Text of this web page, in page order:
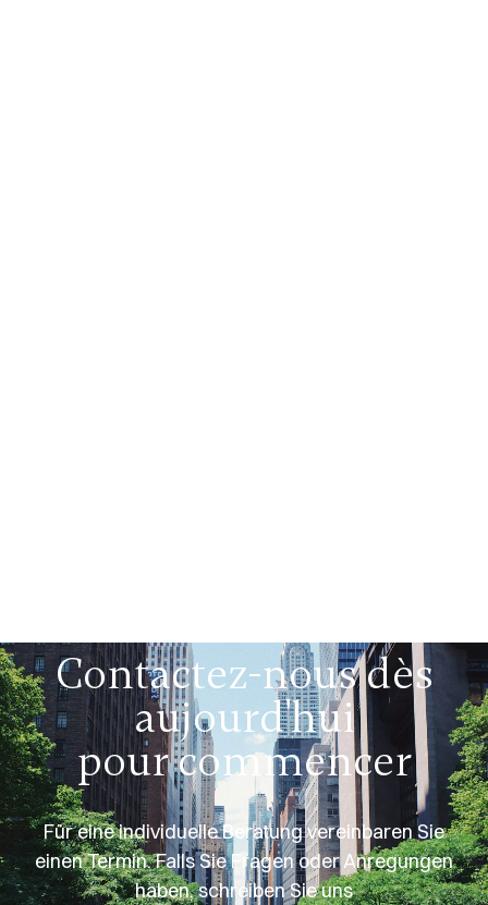
Contactez-nous dès
aujourd'hui
pour commencer
Für eine individuelle Beratung vereinbaren Sie
einen Termin. Falls Sie Fragen oder Anregungen
haben, schreiben Sie uns